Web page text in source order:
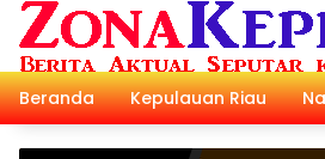
Langsung
konten
Beranda
Kepulauan Riau